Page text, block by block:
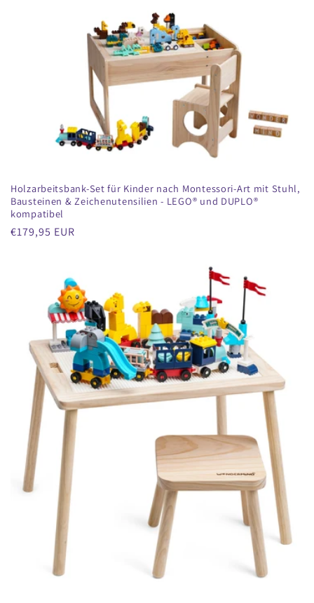
Holzarbeitsbank-Set für Kinder nach Montessori-Art mit Stuhl,
Bausteinen & Zeichenutensilien - LEGO® und DUPLO®
kompatibel
Regulärer
€179,95 EUR